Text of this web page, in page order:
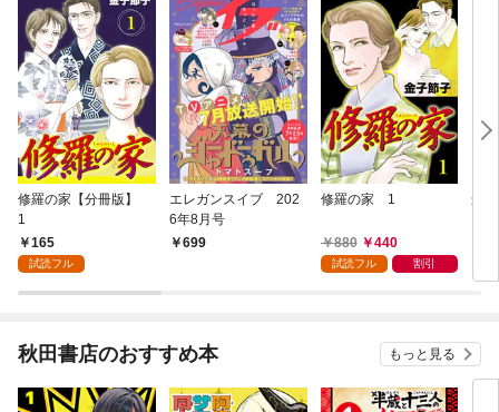
修羅の家【分冊版】
1
165
試読フル
エレガンスイブ 202
6年8月号
699
修羅の家 1
880 440
試読フル 割引
最
秋田書店のおすすめ本 もっと見る